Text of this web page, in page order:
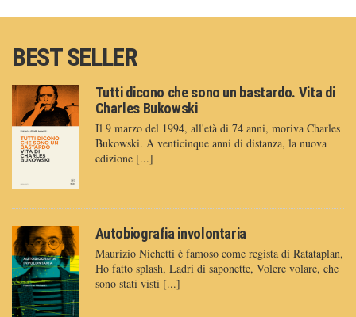
BEST SELLER
Tutti dicono che sono un bastardo. Vita di
Charles Bukowski
Il 9 marzo del 1994, all'età di 74 anni, moriva Charles
Bukowski. A venticinque anni di distanza, la nuova
edizione [...]
Autobiografia involontaria
Maurizio Nichetti è famoso come regista di Ratataplan,
Ho fatto splash, Ladri di saponette, Volere volare, che
sono stati visti [...]